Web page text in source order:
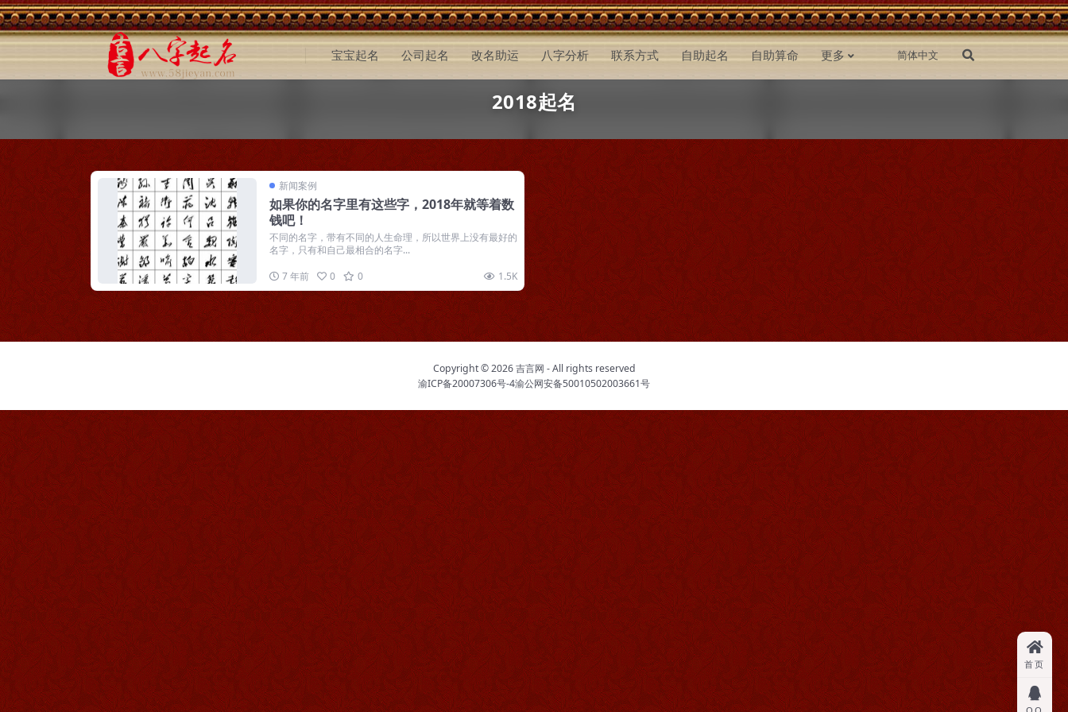
宝宝起名 公司起名 改名助运 八字分析 联系方式 自助起名 自助算命 更多
2018起名
新闻案例
如果你的名字里有这些字，2018年就等着数
钱吧！
不同的名字，带有不同的人生命理，所以世界上没有最好的
名字，只有和自己最相合的名字...
7 年前
0 0 1.5K
Copyright © 2026吉言网 - All rights reserved
渝ICP备20007306号-4渝公网安备50010502003661号
首页